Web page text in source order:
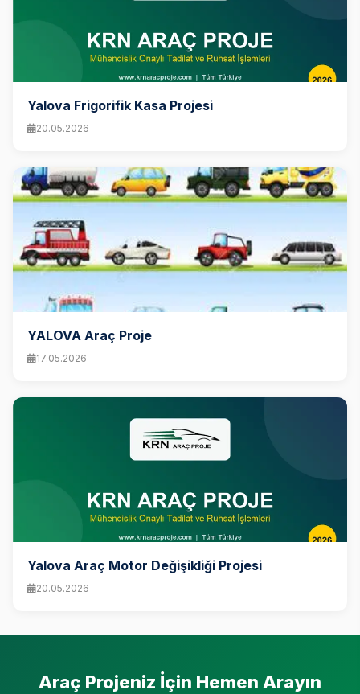
Yalova Frigorifik Kasa Projesi
20.05.2026
YALOVA Araç Proje
17.05.2026
Yalova Araç Motor Değişikliği Projesi
20.05.2026
Araç Projeniz İçin Hemen Arayın